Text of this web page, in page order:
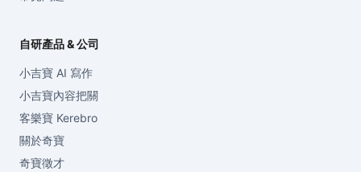
自研產品 & 公司
小吉寶 AI 寫作
小吉寶內容把關
客樂寶 Kerebro
關於奇寶
奇寶徵才